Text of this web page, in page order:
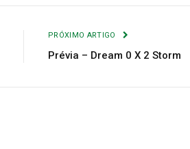
PRÓXIMO ARTIGO
Prévia – Dream 0 X 2 Storm